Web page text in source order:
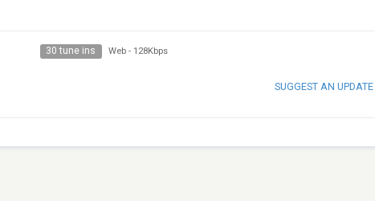
30 tune ins Web - 128Kbps
SUGGEST AN UPDATE